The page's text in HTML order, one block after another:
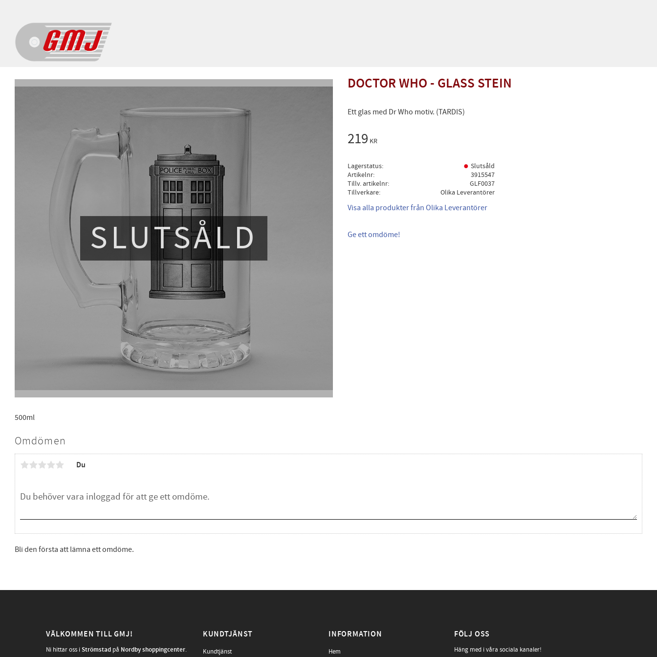
DOCTOR WHO - GLASS STEIN
Ett glas med Dr Who motiv. (TARDIS)
SLUTSÅLD
219 KR
Lagerstatus
Slutsåld
Artikelnr
3915547
Tillv. artikelnr
GLF0037
Tillverkare
Olika Leverantörer
Visa alla produkter från Olika Leverantörer
Ge ett omdöme!
500ml
Omdömen
Du
Bli den första att lämna ett omdöme.
VÄLKOMMEN TILL GMJ!
Ni hittar oss iStrömstad på Nordby shoppingcenter.
KUNDTJÄNST
Kundtjänst
INFORMATION
Hem
FÖLJ OSS
Häng med i våra sociala kanaler!